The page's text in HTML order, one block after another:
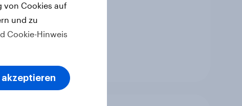
von Cookies auf
und zu
Cookie-Hinweis
akzeptieren